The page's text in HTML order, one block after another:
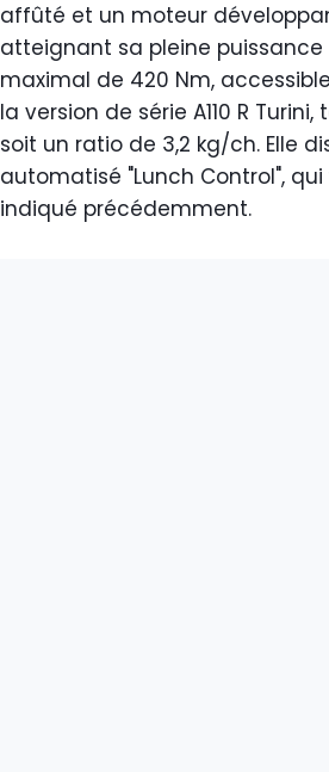
affûté et un moteur
atteignant sa pleine puissance
maximal de 420 Nm,
la version de série A110 R
soit un ratio de 3,2 kg/ch. Elle
automatisé "Lunch Control",
indiqué précédemment.